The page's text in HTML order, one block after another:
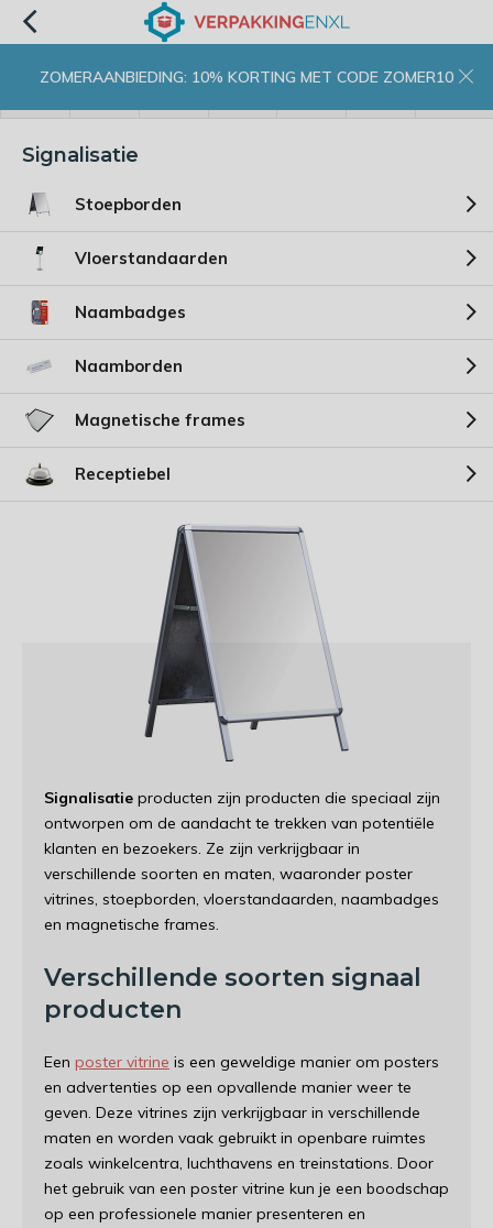
ZOMERAANBIEDING: 10% KORTING MET CODE ZOMER10
Signalisatie
Stoepborden
Vloerstandaarden
Naambadges
Naamborden
Magnetische frames
Receptiebel
Signalisatie producten zijn producten die speciaal zijn
ontworpen om de aandacht te trekken van potentiële
klanten en bezoekers. Ze zijn verkrijgbaar in
verschillende soorten en maten, waaronder poster
vitrines, stoepborden, vloerstandaarden, naambadges
en magnetische frames.
Verschillende soorten signaal
producten
Een poster vitrine is een geweldige manier om posters
en advertenties op een opvallende manier weer te
geven. Deze vitrines zijn verkrijgbaar in verschillende
maten en worden vaak gebruikt in openbare ruimtes
zoals winkelcentra, luchthavens en treinstations. Door
het gebruik van een poster vitrine kun je een boodschap
op een professionele manier presenteren en